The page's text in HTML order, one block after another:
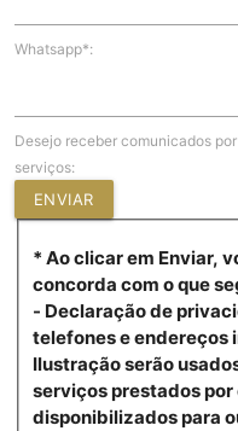
Whatsapp*:
Desejo receber comunicados
serviços:
ENVIAR
* Ao clicar em Enviar,
concorda com o que
- Declaração de
telefones e endereços
Ilustração serão
serviços prestados
disponibilizados para